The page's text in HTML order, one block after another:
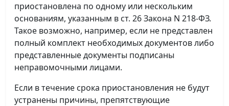
приостановлена по одному или нескольким
основаниям, указанным в ст. 26 Закона N 218-ФЗ.
Такое возможно, например, если не представлен
полный комплект необходимых документов либо
представленные документы подписаны
неправомочными лицами.
Если в течение срока приостановления не будут
устранены причины, препятствующие